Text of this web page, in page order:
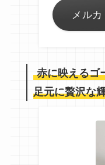
メル
赤に映えるゴ
足元に贅沢な